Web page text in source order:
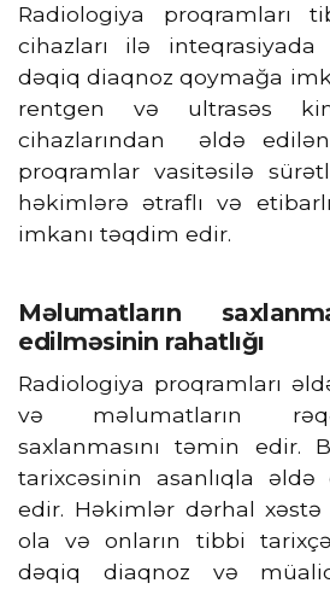
Radiologiya proqramları
cihazları ilə
dəqiq diaqnoz qoymağa
rentgen və ultrasəs
cihazlarından əldə
proqramlar vasitəsilə
həkimlərə ətraflı və
imkanı təqdim edir.
Məlumatların
edilməsinin rahatlığı
Radiologiya proqramları
və məlumatların
saxlanmasını təmin edir.
tarixcəsinin asanlıqla
edir. Həkimlər dərhal xəstə
ola və onların tibbi
dəqiq diaqnoz və